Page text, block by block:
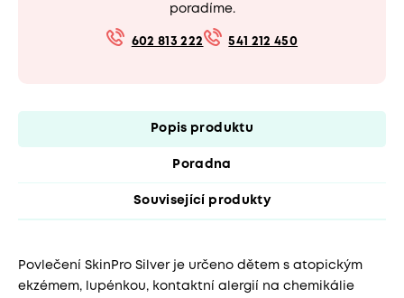
poradíme.
602 813 222 541 212 450
Popis produktu
Poradna
Související produkty
Povlečení SkinPro Silver je určeno dětem s atopickým
ekzémem, lupénkou, kontaktní alergií na chemikálie